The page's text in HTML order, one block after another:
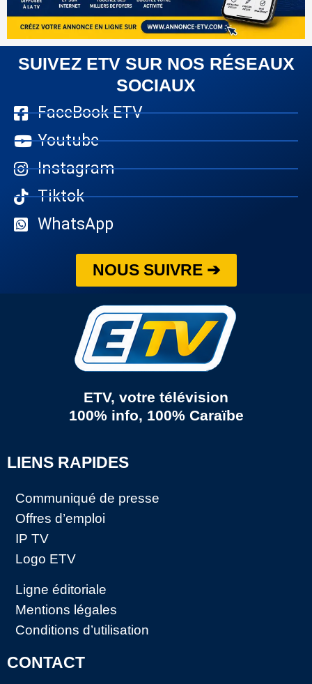
SUIVEZ ETV SUR NOS RÉSEAUX
SOCIAUX
FaceBook ETV
Youtube
Instagram
Tiktok
WhatsApp
NOUS SUIVRE ➔
ETV, votre télévision
100% info, 100% Caraïbe
LIENS RAPIDES
Communiqué de presse
Offres d’emploi
IP TV
Logo ETV
Ligne éditoriale
Mentions légales
Conditions d’utilisation
CONTACT